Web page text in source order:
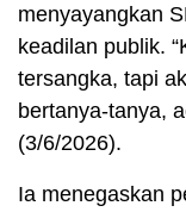
menyayangkan
keadilan publik.
tersangka, tapi
bertanya-tanya,
(3/6/2026).
Ia menegaskan